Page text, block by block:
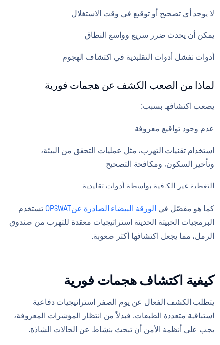
لا يوجد أي تصحيح أو توقيع في وقت الاستغلال
يمكن أن يحدث ضرر سريع وواسع النطاق
أدوات تفشل أدوات التقليدية في اكتشاف الهجوم
لماذا من الصعب الكشف عن هجمات فورية
يصعب اكتشافها بسبب:
عدم وجود تواقيع معروفة
استخدام تقنيات التهرب، مثل عمليات التحقق من البيئة،
وتأخير السكون، ومكافحة التصحيح
التغطية غير الكافية بواسطة أدوات تقليدية
كما هو مفصّل في الورقة البيضاء الصادرة عنOPSWAT
تستخدم
البرمجيات الخبيثة الحديثة استراتيجيات معقدة للتهرب من صندوق
الرمل، مما يجعل اكتشافها أكثر صعوبة.
كيفية اكتشاف هجمات فورية
يتطلب الكشف الفعال عن يوم الصفر استراتيجيات دفاعية
استباقية متعددة الطبقات. فبدلاً من انتظار المؤشرات المعروفة،
يجب على أنظمة الأمن أن تبحث بنشاط عن الحالات الشاذة.